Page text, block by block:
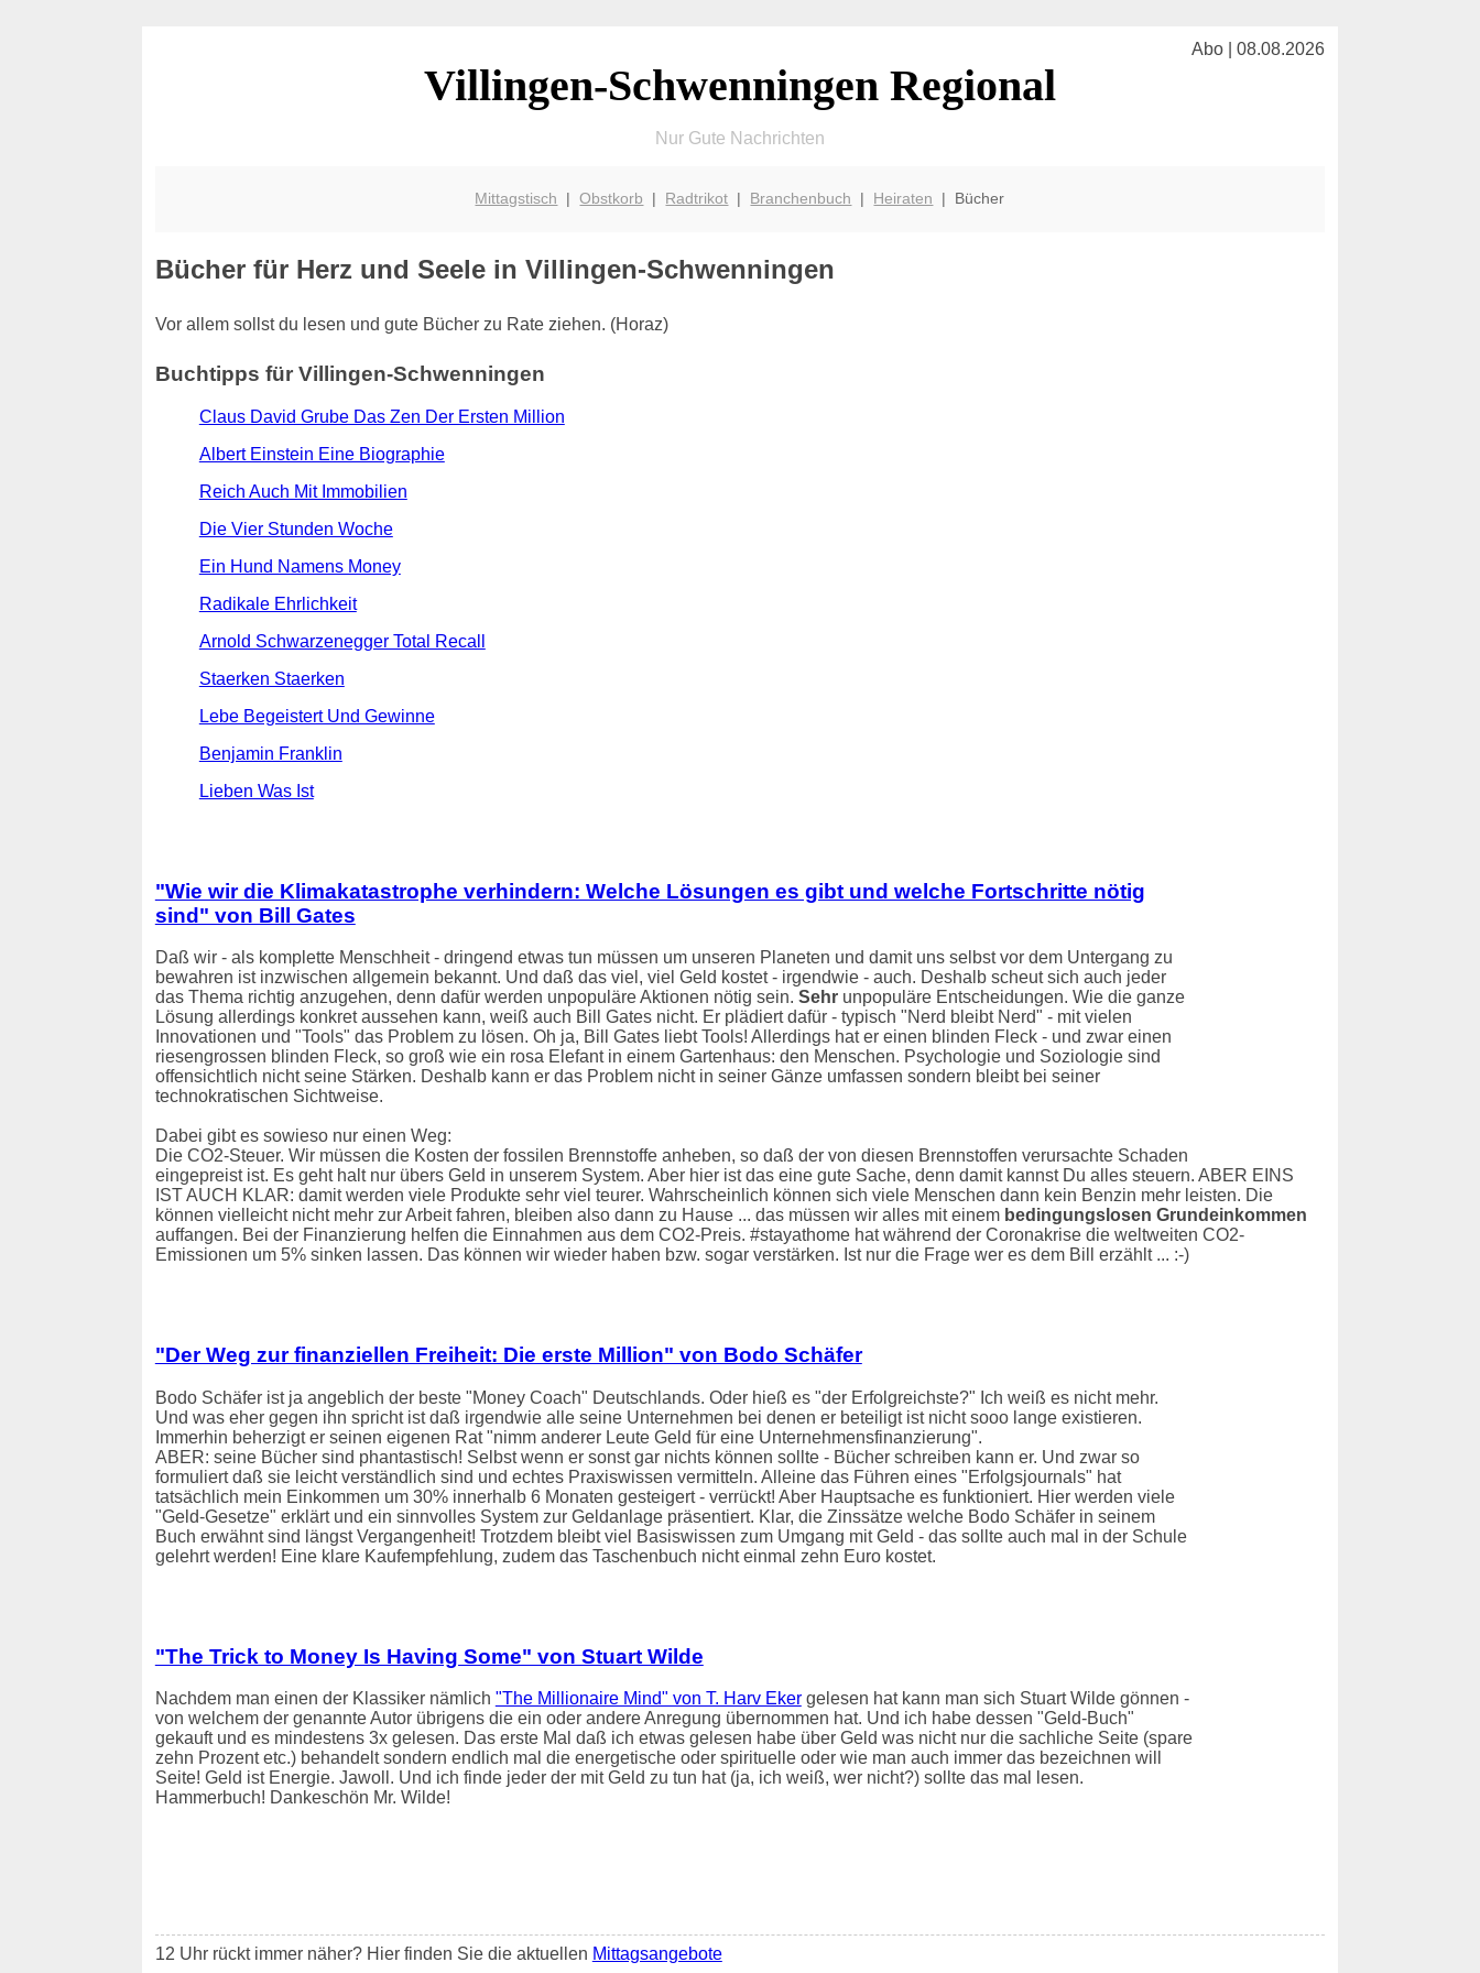
Abo | 08.08.2026
Villingen-Schwenningen Regional
Nur Gute Nachrichten
Mittagstisch |Obstkorb | Radtrikot | Branchenbuch | Heiraten | Bücher
Bücher für Herz und Seele in Villingen-Schwenningen
Vor allem sollst du lesen und gute Bücher zu Rate ziehen. (Horaz)
Buchtipps für Villingen-Schwenningen
Claus David Grube Das Zen Der Ersten Million
Albert Einstein Eine Biographie
Reich Auch Mit Immobilien
Die Vier Stunden Woche
Ein Hund Namens Money
Radikale Ehrlichkeit
Arnold Schwarzenegger Total Recall
Staerken Staerken
Lebe Begeistert Und Gewinne
Benjamin Franklin
Lieben Was Ist
"Wie wir die Klimakatastrophe verhindern: Welche Lösungen es gibt und welche Fortschritte nötig
sind" von Bill Gates
Daß wir - als komplette Menschheit - dringend etwas tun müssen um unseren Planeten und damit uns selbst vor dem Untergang zu
bewahren ist inzwischen allgemein bekannt. Und daß das viel, viel Geld kostet - irgendwie - auch. Deshalb scheut sich auch jeder
das Thema richtig anzugehen, denn dafür werden unpopuläre Aktionen nötig sein. Sehrunpopuläre Entscheidungen. Wie die ganze
Lösung allerdings konkret aussehen kann, weiß auch Bill Gates nicht. Er plädiert dafür - typisch "Nerd bleibt Nerd" - mit vielen
Innovationen und "Tools" das Problem zu lösen. Oh ja, Bill Gates liebt Tools! Allerdings hat er einen blinden Fleck - und zwar einen
riesengrossen blinden Fleck, so groß wie ein rosa Elefant in einem Gartenhaus: den Menschen. Psychologie und Soziologie sind
offensichtlich nicht seine Stärken. Deshalb kann er das Problem nicht in seiner Gänze umfassen sondern bleibt bei seiner
technokratischen Sichtweise.
Dabei gibt es sowieso nur einen Weg:
Die CO2-Steuer. Wir müssen die Kosten der fossilen Brennstoffe anheben, so daß der von diesen Brennstoffen verursachte Schaden
eingepreist ist. Es geht halt nur übers Geld in unserem System. Aber hier ist das eine gute Sache, denn damit kannst Du alles steuern. ABER EINS
IST AUCH KLAR: damit werden viele Produkte sehr viel teurer. Wahrscheinlich können sich viele Menschen dann kein Benzin mehr leisten. Die
können vielleicht nicht mehr zur Arbeit fahren, bleiben also dann zu Hause ... das müssen wir alles mit einem bedingungslosen Grundeinkommen
auffangen. Bei der Finanzierung helfen die Einnahmen aus dem CO2-Preis. #stayathome hat während der Coronakrise die weltweiten CO2-
Emissionen um 5% sinken lassen. Das können wir wieder haben bzw. sogar verstärken. Ist nur die Frage wer es dem Bill erzählt ... :-)
"Der Weg zur finanziellen Freiheit: Die erste Million" von Bodo Schäfer
Bodo Schäfer ist ja angeblich der beste "Money Coach" Deutschlands. Oder hieß es "der Erfolgreichste?" Ich weiß es nicht mehr.
Und was eher gegen ihn spricht ist daß irgendwie alle seine Unternehmen bei denen er beteiligt ist nicht sooo lange existieren.
Immerhin beherzigt er seinen eigenen Rat "nimm anderer Leute Geld für eine Unternehmensfinanzierung".
ABER: seine Bücher sind phantastisch! Selbst wenn er sonst gar nichts können sollte - Bücher schreiben kann er. Und zwar so
formuliert daß sie leicht verständlich sind und echtes Praxiswissen vermitteln. Alleine das Führen eines "Erfolgsjournals" hat
tatsächlich mein Einkommen um 30% innerhalb 6 Monaten gesteigert - verrückt! Aber Hauptsache es funktioniert. Hier werden viele
"Geld-Gesetze" erklärt und ein sinnvolles System zur Geldanlage präsentiert. Klar, die Zinssätze welche Bodo Schäfer in seinem
Buch erwähnt sind längst Vergangenheit! Trotzdem bleibt viel Basiswissen zum Umgang mit Geld - das sollte auch mal in der Schule
gelehrt werden! Eine klare Kaufempfehlung, zudem das Taschenbuch nicht einmal zehn Euro kostet.
"The Trick to Money Is Having Some" von Stuart Wilde
Nachdem man einen der Klassiker nämlich "The Millionaire Mind" von T. Harv Ekergelesen hat kann man sich Stuart Wilde gönnen -
von welchem der genannte Autor übrigens die ein oder andere Anregung übernommen hat. Und ich habe dessen "Geld-Buch"
gekauft und es mindestens 3x gelesen. Das erste Mal daß ich etwas gelesen habe über Geld was nicht nur die sachliche Seite (spare
zehn Prozent etc.) behandelt sondern endlich mal die energetische oder spirituelle oder wie man auch immer das bezeichnen will
Seite! Geld ist Energie. Jawoll. Und ich finde jeder der mit Geld zu tun hat (ja, ich weiß, wer nicht?) sollte das mal lesen.
Hammerbuch! Dankeschön Mr. Wilde!
12 Uhr rückt immer näher? Hier finden Sie die aktuellen Mittagsangebote